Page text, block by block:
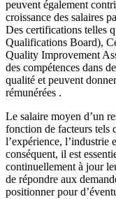
peuvent également
croissance des salaires
Des certifications telles
Qualifications Board),
Quality Improvement
des compétences dans
qualité et peuvent
rémunérées .
Le salaire moyen d’un
fonction de facteurs tels
l’expérience, l’industrie
conséquent, il est
continuellement à jour
de répondre aux
positionner pour